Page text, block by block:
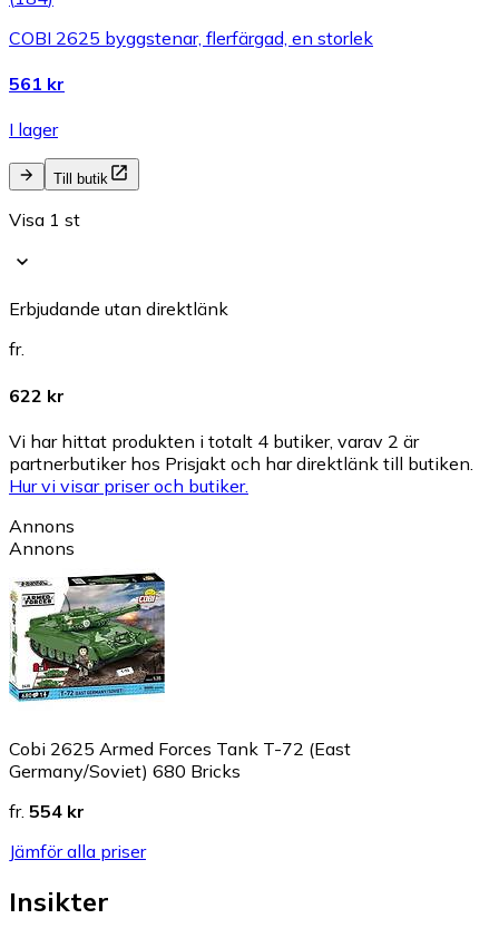
COBI 2625 byggstenar, flerfärgad, en storlek
561 kr
I lager
Till butik
Visa 1 st
Erbjudande utan direktlänk
fr.
622 kr
Vi har hittat produkten i totalt 4 butiker, varav 2 är
partnerbutiker hos Prisjakt och har direktlänk till butiken.
Hur vi visar priser och butiker.
Annons
Annons
Cobi 2625 Armed Forces Tank T-72 (East
Germany/Soviet) 680 Bricks
fr. 554 kr
Jämför alla priser
Insikter